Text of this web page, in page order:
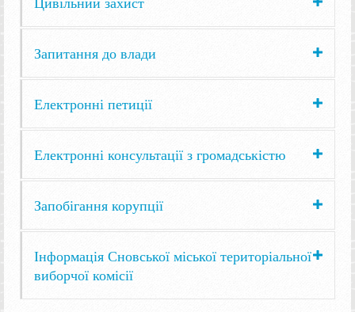
Запитання до влади
Електронні петиції
Електронні консультації з громадськістю
Запобігання корупції
Інформація Сновської міської територіальної
виборчої комісії